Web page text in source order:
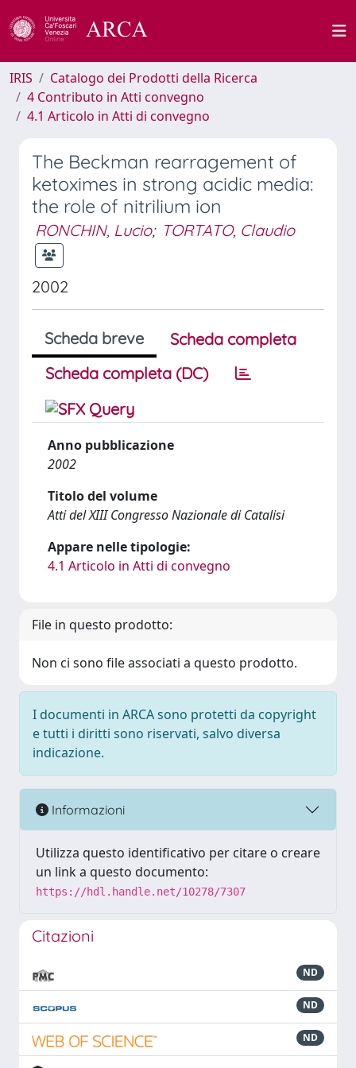
IRIS
Catalogo dei Prodotti della Ricerca
4 Contributo in Atti convegno
4.1 Articolo in Atti di convegno
The Beckman rearragement of
ketoximes in strong acidic media:
the role of nitrilium ion
RONCHIN, Lucio; TORTATO, Claudio
2002
Scheda breve
Scheda completa
Scheda completa (DC)
Anno pubblicazione
2002
Titolo del volume
Atti del XIII Congresso Nazionale di Catalisi
Appare nelle tipologie:
4.1 Articolo in Atti di convegno
File in questo prodotto:
Non ci sono file associati a questo prodotto.
I documenti in ARCA sono protetti da copyright
e tutti i diritti sono riservati, salvo diversa
indicazione.
Informazioni
Utilizza questo identificativo per citare o creare
un link a questo documento:
https://hdl.handle.net/10278/7307
Citazioni
ND
ND
ND